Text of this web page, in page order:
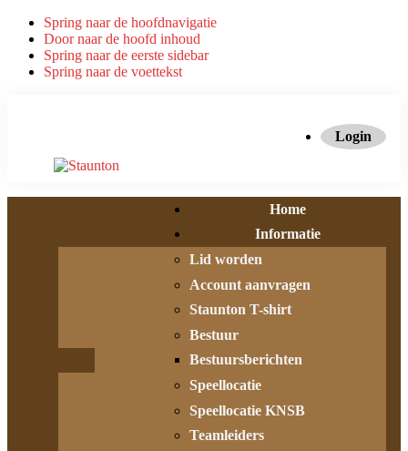
Spring naar de hoofdnavigatie
Door naar de hoofd inhoud
Spring naar de eerste sidebar
Spring naar de voettekst
Login
Home
Informatie
Lid worden
Account aanvragen
Staunton T-shirt
Bestuur
Bestuursberichten
Speellocatie
Speellocatie KNSB
Teamleiders